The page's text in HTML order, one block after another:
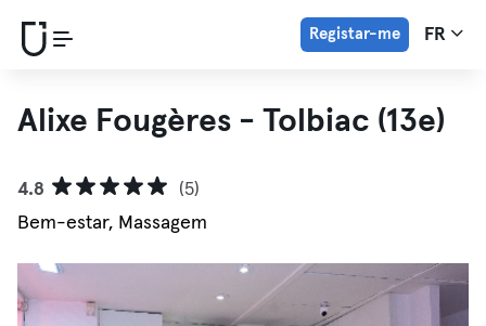
Registar-me FR
Alixe Fougères - Tolbiac (13e)
4.8
(5)
Bem-estar, Massagem